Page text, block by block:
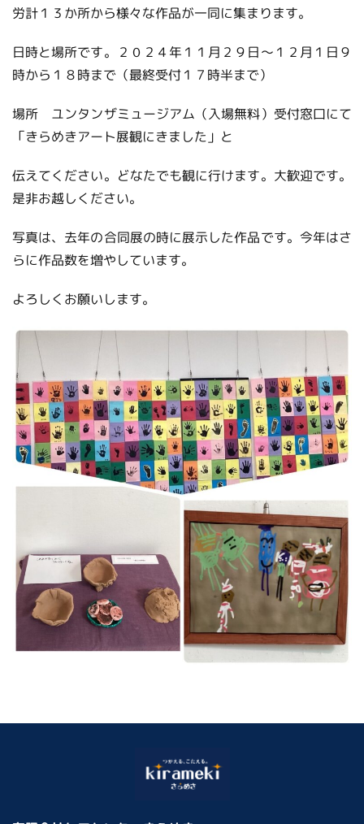
労計１３か所から様々な作品が一同に集まります。
日時と場所です。２０２４年１１月２９日～１２月１日９
時から１８時まで（最終受付１７時半まで）
場所 ユンタンザミュージアム（入場無料）受付窓口にて
「きらめきアート展観にきました」と
伝えてください。どなたでも観に行けます。大歓迎です。
是非お越しください。
写真は、去年の合同展の時に展示した作品です。今年はさ
らに作品数を増やしています。
よろしくお願いします。